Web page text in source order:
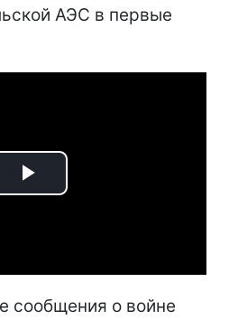
АЭС в первые
Play
сообщения о войне